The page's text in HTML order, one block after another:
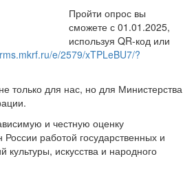
Пройти опрос вы
сможете с 01.01.2025,
используя QR-код или
e/2579/xTPLeBU7/?
только для нас, но для Министерства
и честную оценку
работой государственных и
культуры, искусства и народного